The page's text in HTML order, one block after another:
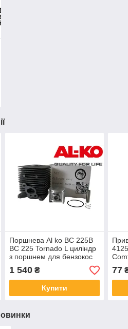
Поршнева Al ko BC 225B
BC 225 Tornado L циліндр
з поршнем для бензокос
Powertec ЦПГ Алко 33.33
мм 414952 113252
1 540₴
Купити
II/
77